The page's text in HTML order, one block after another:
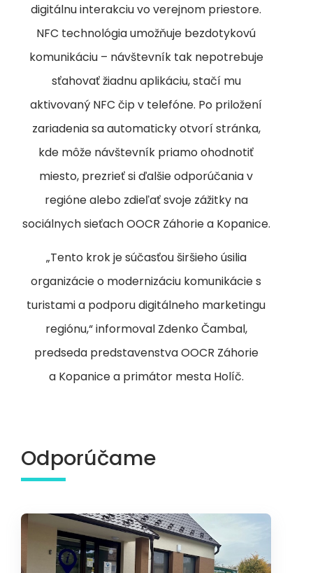
digitálnu interakciu vo verejnom priestore.
NFC technológia umožňuje bezdotykovú
komunikáciu – návštevník tak nepotrebuje
sťahovať žiadnu aplikáciu, stačí mu
aktivovaný NFC čip v telefóne. Po priložení
zariadenia sa automaticky otvorí stránka,
kde môže návštevník priamo ohodnotiť
miesto, prezrieť si ďalšie odporúčania v
regióne alebo zdieľať svoje zážitky na
sociálnych sieťach OOCR Záhorie a Kopanice.
„Tento krok je súčasťou širšieho úsilia
organizácie o modernizáciu komunikácie s
turistami a podporu digitálneho marketingu
regiónu,“ informoval Zdenko Čambal,
predseda predstavenstva OOCR Záhorie
a Kopanice a primátor mesta Holíč.
Odporúčame